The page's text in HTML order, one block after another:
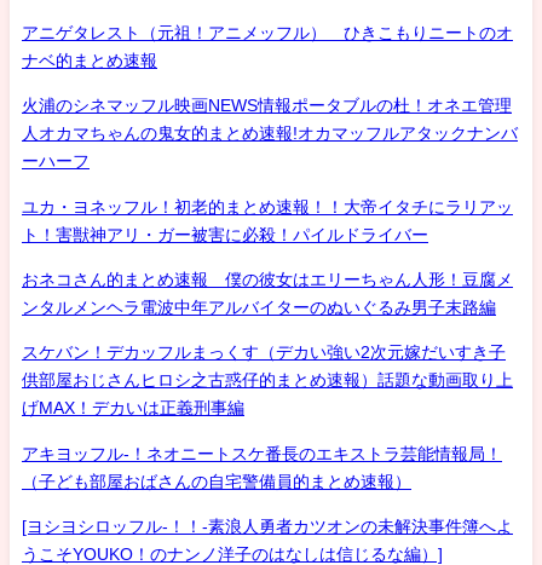
アニゲタレスト（元祖！アニメッフル） ひきこもりニートのオ
ナベ的まとめ速報
火浦のシネマッフル映画NEWS情報ポータブルの杜！オネエ管理
人オカマちゃんの鬼女的まとめ速報!オカマッフルアタックナンバ
ーハーフ
ユカ・ヨネッフル！初老的まとめ速報！！大帝イタチにラリアッ
ト！害獣神アリ・ガー被害に必殺！パイルドライバー
おネコさん的まとめ速報 僕の彼女はエリーちゃん人形！豆腐メ
ンタルメンヘラ電波中年アルバイターのぬいぐるみ男子末路編
スケバン！デカッフルまっくす（デカい強い2次元嫁だいすき子
供部屋おじさんヒロシ之古惑仔的まとめ速報）話題な動画取り上
げMAX！デカいは正義刑事編
アキヨッフル-！ネオニートスケ番長のエキストラ芸能情報局！
（子ども部屋おばさんの自宅警備員的まとめ速報）
[ヨシヨシロッフル-！！-素浪人勇者カツオンの未解決事件簿へよ
うこそYOUKO！のナンノ洋子のはなしは信じるな編）]